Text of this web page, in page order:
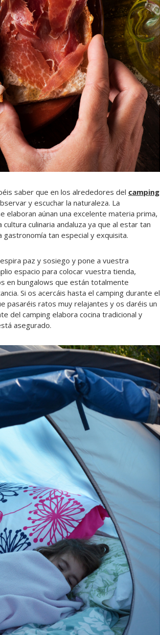
saber que en los alrededores del camping
y escuchar la naturaleza. La
aúnan una excelente materia prima,
culinaria andaluza ya que al estar tan
gastronomía tan especial y exquisita.
paz y sosiego y pone a vuestra
espacio para colocar vuestra tienda,
en bungalows que están totalmente
Si os acercáis hasta el camping durante el
pasaréis ratos muy relajantes y os daréis un
del camping elabora cocina tradicional y
asegurado.